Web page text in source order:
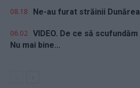
08.18 Ne-au furat străinii
06.02 VIDEO. De ce să
Nu mai bine...